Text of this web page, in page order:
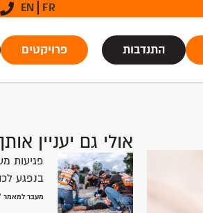
EN FR
התנדבות פרויקטים
אולי גם יעניין
פגיעות
בנפגע
מעבר למאמר